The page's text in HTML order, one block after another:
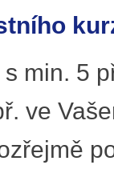
min. 5
ve